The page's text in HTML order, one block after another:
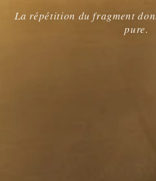
La répétition du fragment
pure.